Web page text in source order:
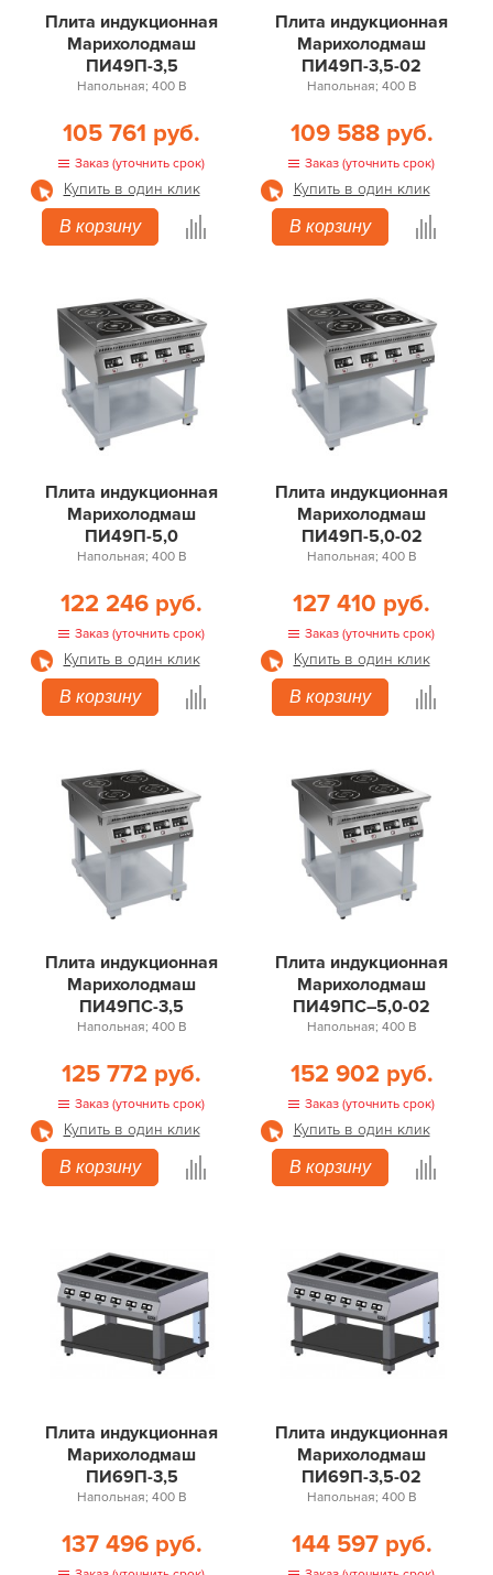
Плита индукционная
Марихолодмаш
ПИ49П-3,5
Напольная; 400 В
105 761 руб.
Заказ (уточнить срок)
Купить в один клик
В корзину
Плита индукционная
Марихолодмаш
ПИ49П-3,5-02
Напольная; 400 В
109 588 руб.
Заказ (уточнить срок)
Купить в один клик
В корзину
Плита индукционная
Марихолодмаш
ПИ49П-5,0
Напольная; 400 В
122 246 руб.
Заказ (уточнить срок)
Купить в один клик
В корзину
Плита индукционная
Марихолодмаш
ПИ49П-5,0-02
Напольная; 400 В
127 410 руб.
Заказ (уточнить срок)
Купить в один клик
В корзину
Плита индукционная
Марихолодмаш
ПИ49ПС-3,5
Напольная; 400 В
125 772 руб.
Заказ (уточнить срок)
Купить в один клик
В корзину
Плита индукционная
Марихолодмаш
ПИ49ПС–5,0-02
Напольная; 400 В
152 902 руб.
Заказ (уточнить срок)
Купить в один клик
В корзину
Плита индукционная
Марихолодмаш
ПИ69П-3,5
Напольная; 400 В
137 496 руб.
Плита индукционная
Марихолодмаш
ПИ69П-3,5-02
Напольная; 400 В
144 597 руб.